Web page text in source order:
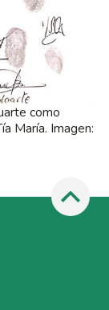
como
María. Imagen: